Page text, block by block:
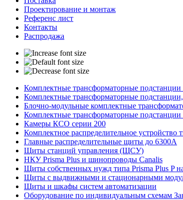
Проектирование и монтаж
Референс лист
Контакты
Распродажа
Комплектные трансформаторные
Комплектные трансформаторные
Блочно-модульные комплектные
Комплектные трансформаторные
Камеры КСО серии 200
Комплектное распределительное
Главные распределительные щиты до 6300А
Щиты станций управления (ЩСУ)
НКУ Prisma Plus и шинопроводы Canalis
Щиты собственных нужд типа Prisma Plus P
Щиты с выдвижными и стационарными
Щиты и шкафы систем автоматизации
Оборудование по индивидуальным схемам